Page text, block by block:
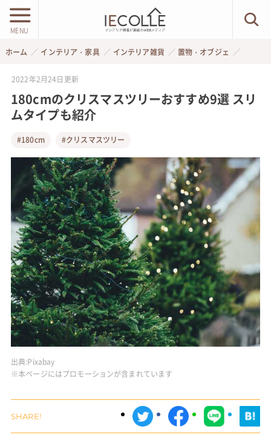
MENU
ホーム インテリア・家具 インテリア雑貨 置物・オブジェ
2022年2月24日 更新
180cmのクリスマスツリーおすすめ9選 スリ
ムタイプも紹介
#180cm #クリスマスツリー
出典:Pixabay
※本ページにはプロモーションが含まれています